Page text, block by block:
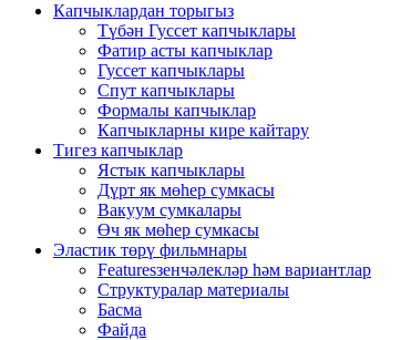
Капчыклардан торыгыз
Түбән Гуссет капчыклары
Фатир асты капчыклар
Гуссет капчыклары
Спут капчыклары
Формалы капчыклар
Капчыкларны кире кайтару
Тигез капчыклар
Ястык капчыклары
Дүрт як мөһер сумкасы
Вакуум сумкалары
Өч як мөһер сумкасы
Эластик төрү фильмнары
Featuresзенчәлекләр һәм вариантлар
Структуралар материалы
Басма
Файда